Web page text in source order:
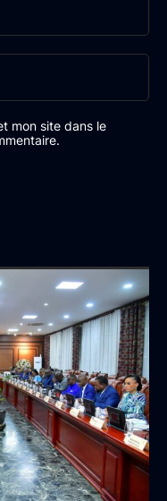
mon site dans le